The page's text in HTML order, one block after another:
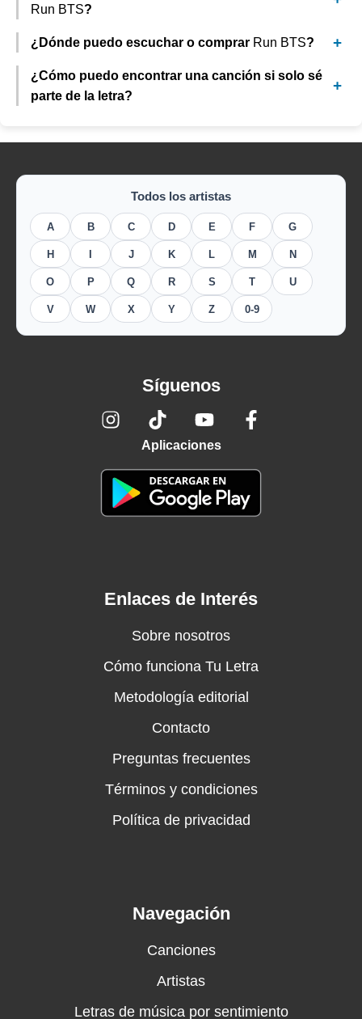
Run BTS?
¿Dónde puedo escuchar o comprar Run BTS?
¿Cómo puedo encontrar una canción si solo sé
parte de la letra?
Todos los artistas
A B C D E F G
H J K L M N
O P Q R S T U
V W X Y Z 0-9
Síguenos
Aplicaciones
Enlaces de Interés
Sobre nosotros
Cómo funciona Tu Letra
Metodología editorial
Contacto
Preguntas frecuentes
Términos y condiciones
Política de privacidad
Navegación
Canciones
Artistas
Letras de música por sentimiento